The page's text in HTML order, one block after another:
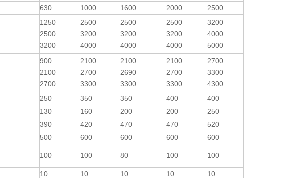
630 1000 1600 2000 2500
1250
2500
3200
2500
3200
4000
2500
3200
4000
2500
3200
4000
3200
4000
5000
900
2100
2700
2100
2700
3300
2100
2690
3300
2100
2700
3300
2700
3300
4300
250 350 350 400
400
130 160 200 200
250
390 420 470 470
520
500 600 600 600
600
100 100 80 100 100
10 10 10 10
10